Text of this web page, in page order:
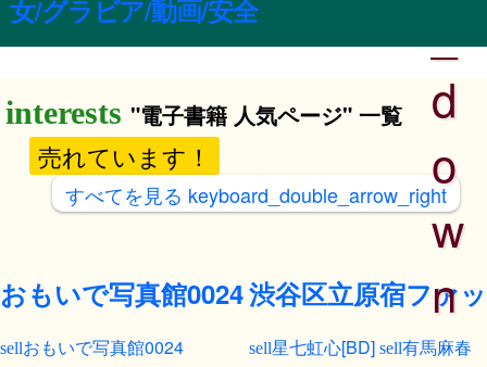
女/グラビア/動画/安全
_
d
o
w
n
"電子書籍 人気ページ" 一覧
売れています！
すべてを見る keyboard_double_arrow_right
おもいで写真館0024
おもいで写真館0024
渋谷区立原宿ファ
星七虹心[BD] 有馬麻春